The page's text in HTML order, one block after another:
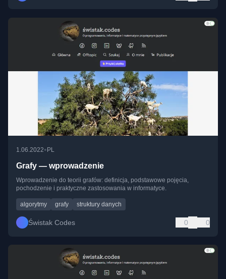
1.06.2022• PL
Grafy — wprowadzenie
Wprowadzenie do teorii grafów: definicja, podstawowe pojęcia,
pochodzenie i praktyczne zastosowania w informatyce.
algorytmy grafy struktury danych
Świstak Codes 0 0